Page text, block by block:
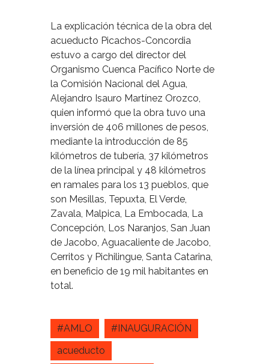
La explicación técnica de la obra del
acueducto Picachos-Concordia
estuvo a cargo del director del
Organismo Cuenca Pacífico Norte de
la Comisión Nacional del Agua,
Alejandro Isauro Martínez Orozco,
quien informó que la obra tuvo una
inversión de 406 millones de pesos,
mediante la introducción de 85
kilómetros de tubería, 37 kilómetros
de la línea principal y 48 kilómetros
en ramales para los 13 pueblos, que
son Mesillas, Tepuxta, El Verde,
Zavala, Malpica, La Embocada, La
Concepción, Los Naranjos, San Juan
de Jacobo, Aguacaliente de Jacobo,
Cerritos y Pichilingue, Santa Catarina,
en beneficio de 19 mil habitantes en
total.
#AMLO
#INAUGURACIÓN
acueducto